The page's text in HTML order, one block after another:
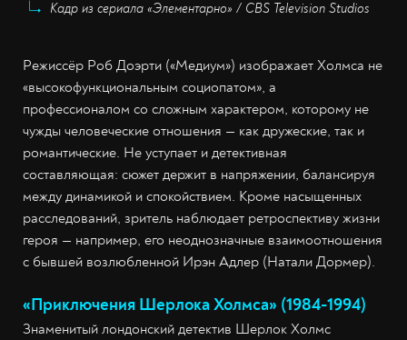
Кадр из сериала «Элементарно» / CBS Television Studios
Режиссёр Роб Доэрти («Медиум») изображает Холмса не
«высокофункциональным социопатом», а
профессионалом со сложным характером, которому не
чужды человеческие отношения — как дружеские, так и
романтические. Не уступает и детективная
составляющая: сюжет держит в напряжении, балансируя
между динамикой и спокойствием. Кроме насыщенных
расследований, зритель наблюдает ретроспективу жизни
героя — например, его неоднозначные взаимоотношения
с бывшей возлюбленной Ирэн Адлер (Натали Дормер).
«Приключения Шерлока Холмса» (1984-1994)
Знаменитый лондонский детектив Шерлок Холмс